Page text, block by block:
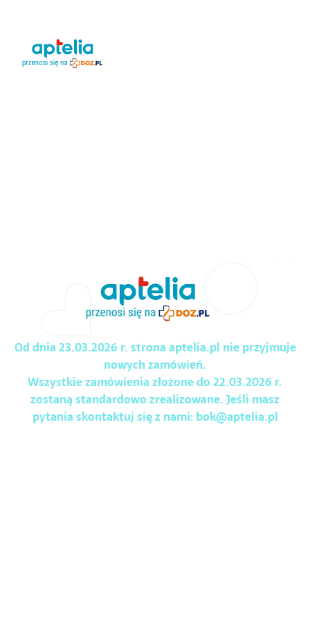
Od dnia 23.03.2026 r. strona aptelia.pl nie przyjmuje
nowych zamówień.
Wszystkie zamówienia złożone do 22.03.2026 r.
zostaną standardowo zrealizowane. Jeśli masz
pytania skontaktuj się z nami:bok@aptelia.pl